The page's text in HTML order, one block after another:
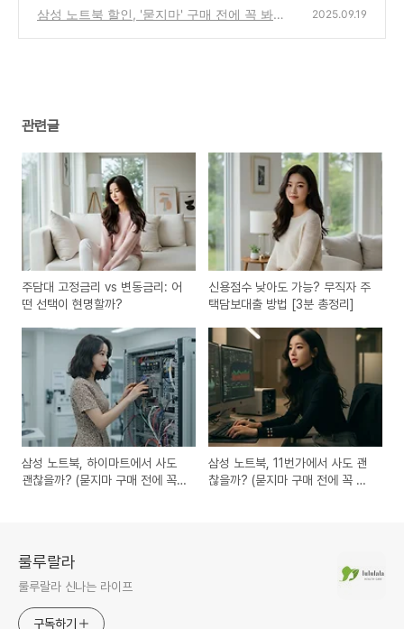
지마 구매 전에 꼭 봐야 할 3가지)
(0)
삼성 노트북 할인, '묻지마' 구매 전에 꼭 봐야
2025.09.19
관련글
주담대 고정금리 vs 변동금리: 어
떤 선택이 현명할까?
신용점수 낮아도 가능? 무직자 주
택담보대출 방법 [3분 총정리]
삼성 노트북, 하이마트에서 사도
괜찮을까? (묻지마 구매 전에 꼭
삼성 노트북, 11번가에서 사도 괜
찮을까? (묻지마 구매 전에 꼭 봐
룰루랄라
룰루랄라 신나는 라이프
구독하기